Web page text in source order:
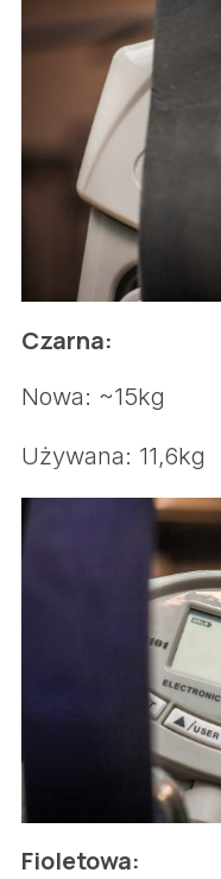
Czarna:
Nowa: ~15kg
Używana: 11,6kg
Fioletowa: